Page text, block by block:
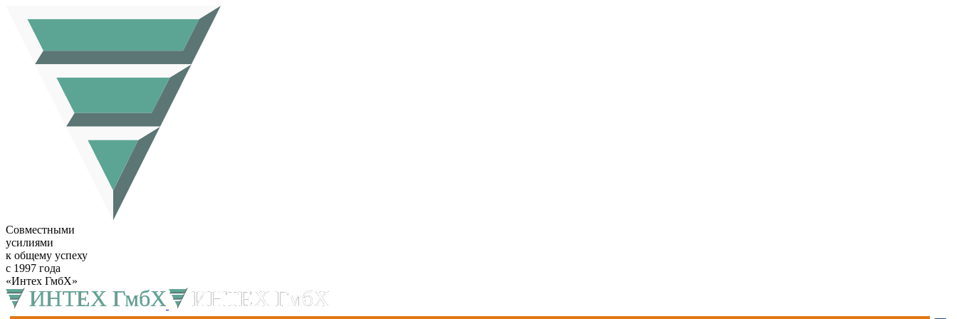
Совместными
усилиями
к общему успеху
с 1997 года
«Интех ГмбХ»